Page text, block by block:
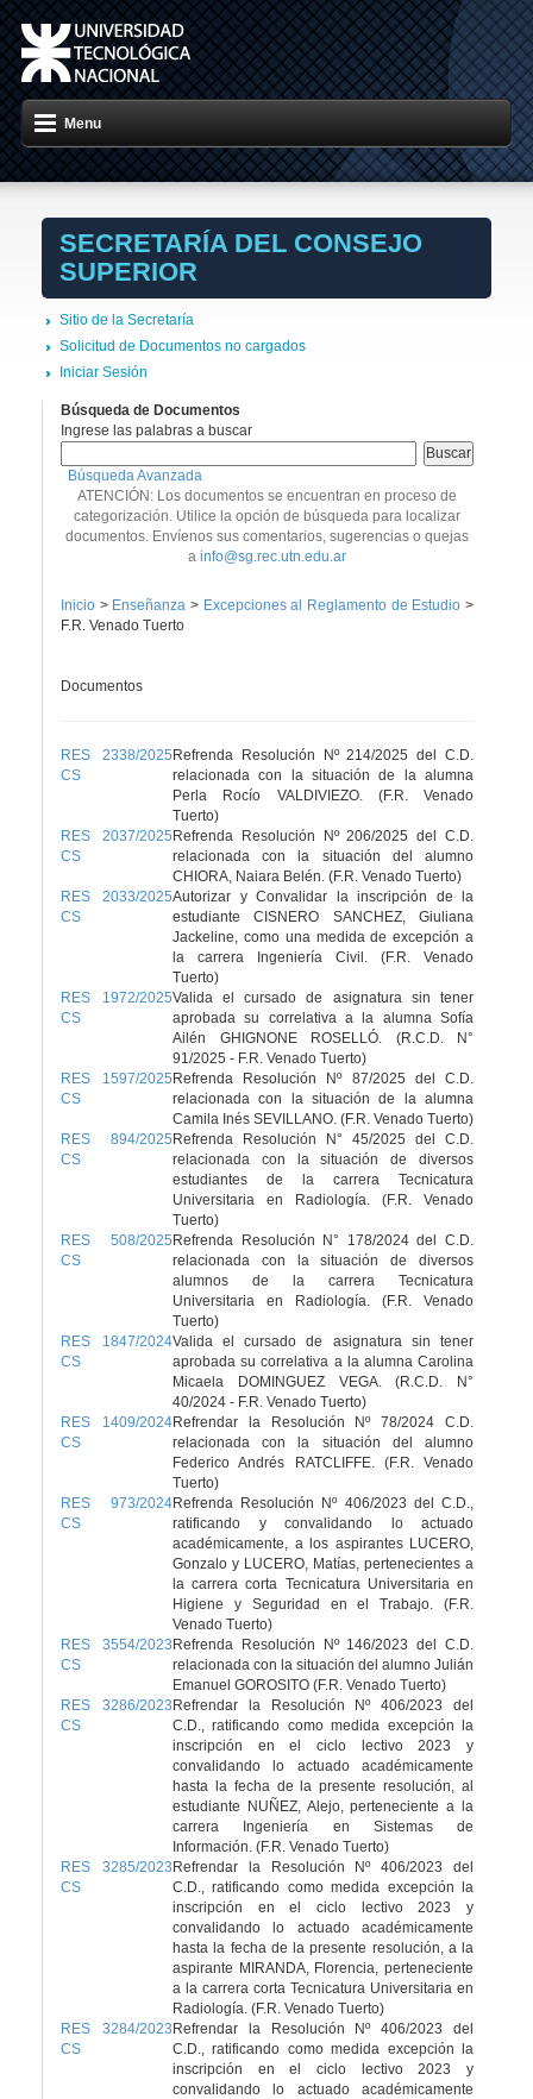
Menu
SECRETARÍA DEL CONSEJO
SUPERIOR
Sitio de la Secretaría
Solicitud de Documentos no cargados
Iniciar Sesión
Búsqueda de Documentos
Ingrese las palabras a buscar
Búsqueda Avanzada
ATENCIÓN: Los documentos se encuentran en proceso de
categorización. Utilice la opción de búsqueda para localizar
documentos. Envíenos sus comentarios, sugerencias o quejas
a info@sg.rec.utn.edu.ar
Inicio > Enseñanza> Excepciones al Reglamento de Estudio >
F.R. Venado Tuerto
Documentos
RES 2338/2025
CS
Refrenda Resolución Nº 214/2025 del C.D.
relacionada con la situación de la alumna
Perla Rocío VALDIVIEZO. (F.R. Venado
Tuerto)
RES 2037/2025
CS
Refrenda Resolución Nº 206/2025 del C.D.
relacionada con la situación del alumno
CHIORA, Naiara Belén. (F.R. Venado Tuerto)
RES 2033/2025
CS
Autorizar y Convalidar la inscripción de la
estudiante CISNERO SANCHEZ, Giuliana
Jackeline, como una medida de excepción a
la carrera Ingeniería Civil. (F.R. Venado
Tuerto)
RES 1972/2025
CS
Valida el cursado de asignatura sin tener
aprobada su correlativa a la alumna Sofía
Ailén GHIGNONE ROSELLÓ. (R.C.D. N°
91/2025 - F.R. Venado Tuerto)
RES 1597/2025
CS
Refrenda Resolución Nº 87/2025 del C.D.
relacionada con la situación de la alumna
Camila Inés SEVILLANO. (F.R. Venado Tuerto)
RES 894/2025
CS
Refrenda Resolución N° 45/2025 del C.D.
relacionada con la situación de diversos
estudiantes de la carrera Tecnicatura
Universitaria en Radiología. (F.R. Venado
Tuerto)
RES 508/2025
CS
Refrenda Resolución N° 178/2024 del C.D.
relacionada con la situación de diversos
alumnos de la carrera Tecnicatura
Universitaria en Radiología. (F.R. Venado
Tuerto)
RES 1847/2024
CS
Valida el cursado de asignatura sin tener
aprobada su correlativa a la alumna Carolina
Micaela DOMINGUEZ VEGA. (R.C.D. N°
40/2024 - F.R. Venado Tuerto)
RES 1409/2024
CS
Refrendar la Resolución Nº 78/2024 C.D.
relacionada con la situación del alumno
Federico Andrés RATCLIFFE. (F.R. Venado
Tuerto)
RES 973/2024
CS
Refrenda Resolución Nº 406/2023 del C.D.,
ratificando y convalidando lo actuado
académicamente, a los aspirantes LUCERO,
Gonzalo y LUCERO, Matías, pertenecientes a
la carrera corta Tecnicatura Universitaria en
Higiene y Seguridad en el Trabajo. (F.R.
Venado Tuerto)
RES 3554/2023
CS
Refrenda Resolución Nº 146/2023 del C.D.
relacionada con la situación del alumno Julián
Emanuel GOROSITO (F.R. Venado Tuerto)
RES 3286/2023
CS
Refrendar la Resolución Nº 406/2023 del
C.D., ratificando como medida excepción la
inscripción en el ciclo lectivo 2023 y
convalidando lo actuado académicamente
hasta la fecha de la presente resolución, al
estudiante NUÑEZ, Alejo, perteneciente a la
carrera Ingeniería en Sistemas de
Información. (F.R. Venado Tuerto)
RES 3285/2023
CS
Refrendar la Resolución Nº 406/2023 del
C.D., ratificando como medida excepción la
inscripción en el ciclo lectivo 2023 y
convalidando lo actuado académicamente
hasta la fecha de la presente resolución, a la
aspirante MIRANDA, Florencia, perteneciente
a la carrera corta Tecnicatura Universitaria en
Radiología. (F.R. Venado Tuerto)
RES 3284/2023
CS
Refrendar la Resolución Nº 406/2023 del
C.D., ratificando como medida excepción la
inscripción en el ciclo lectivo 2023 y
convalidando lo actuado académicamente